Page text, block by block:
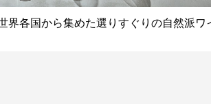
界各国から集めた選りすぐりの自然派ワ